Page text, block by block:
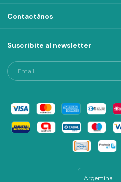
Contactános
Suscribite al newsletter